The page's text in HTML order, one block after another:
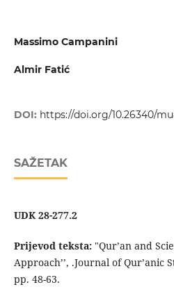
Massimo Campanini
Almir Fatić
DOI: https://doi.org/10.26340/
SAŽETAK
UDK 28-277.2
Prijevod teksta:"Qur’an and
Approach’’, .Journal of Qur’anic
pp. 48-63.